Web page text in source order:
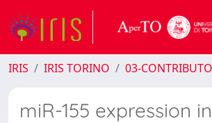
IRIS IRIS TORINO 03-
miR-155 expression